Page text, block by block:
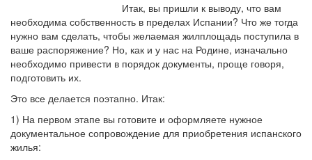
Итак, вы пришли к выводу, что вам
необходима собственность в пределах Испании? Что же тогда
нужно вам сделать, чтобы желаемая жилплощадь поступила в
ваше распоряжение? Но, как и у нас на Родине, изначально
необходимо привести в порядок документы, проще говоря,
подготовить их.
Это все делается поэтапно. Итак:
1) На первом этапе вы готовите и оформляете нужное
документальное сопровождение для приобретения испанского
жилья: